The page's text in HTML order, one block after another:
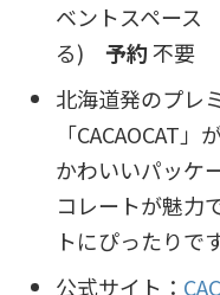
ベントスペース
る) 予約不要
北海道発のプレ
「CACAOCAT
かわいいパッケ
コレートが魅力
トにぴったり
公式サイト：